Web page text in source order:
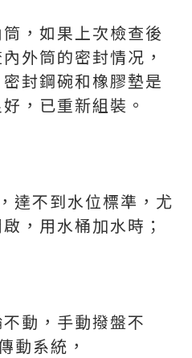
，如果上次檢查後
外筒的密封情况，
封鋼碗和橡膠墊是
，已重新組裝。
達不到水位標準，尤
，用水桶加水時；
動，手動撥盤不
動系統，